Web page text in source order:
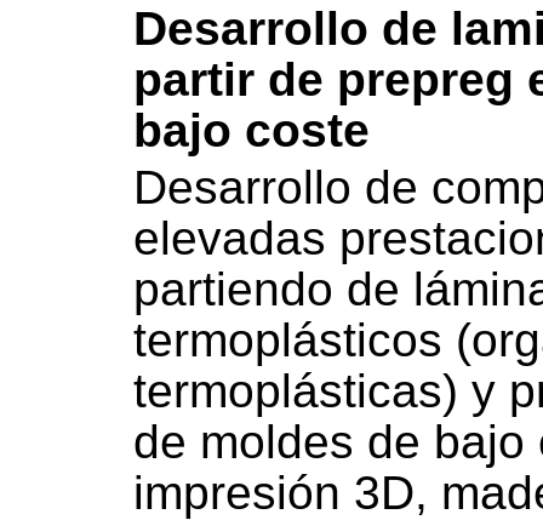
Desarrollo de
partir de prepreg
bajo coste
Desarrollo de
elevadas
partiendo de
termoplásticos
termoplásticas) y
de moldes de
impresión 3D,